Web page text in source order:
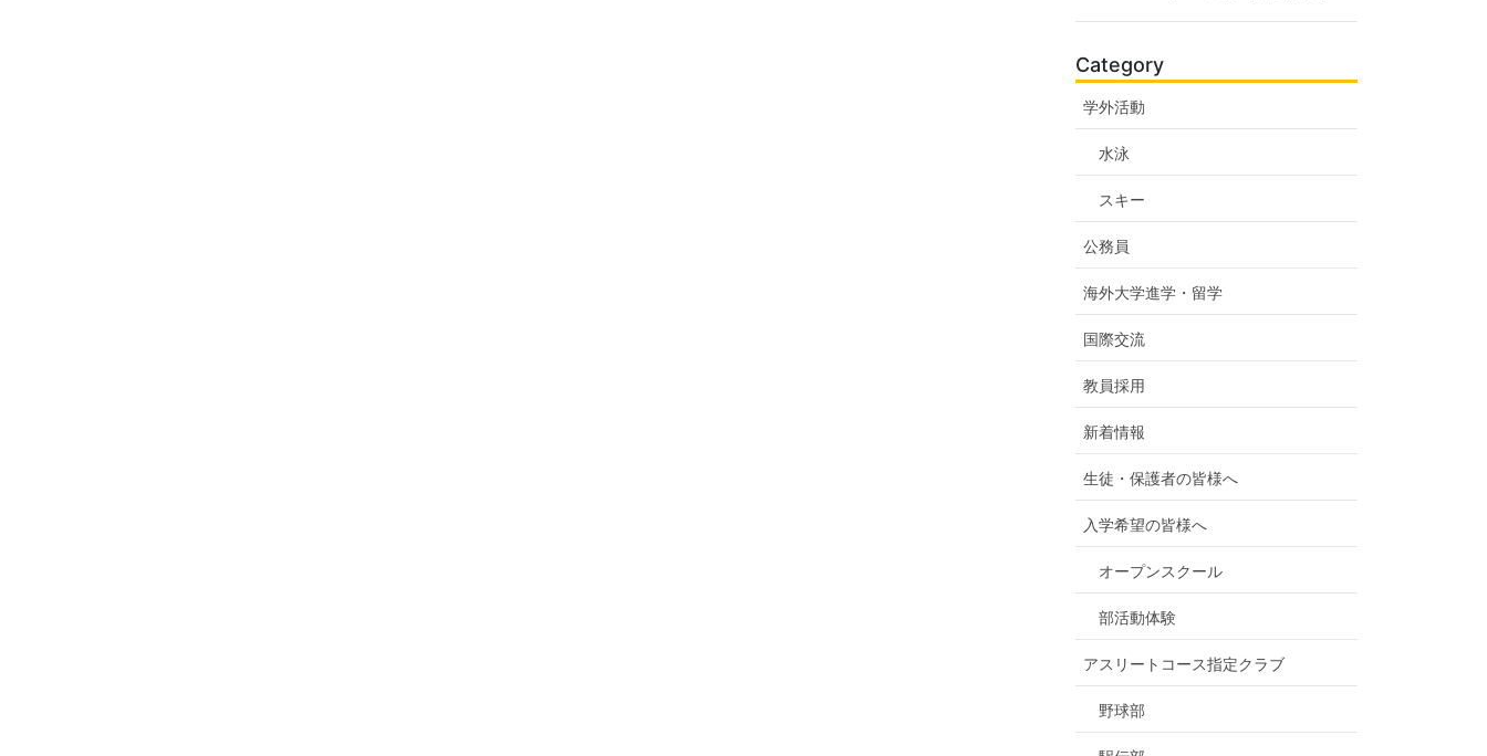
Category
学外活動
水泳
スキー
公務員
海外大学進学・留学
国際交流
教員採用
新着情報
生徒・保護者の皆様へ
入学希望の皆様へ
オープンスクール
部活動体験
アスリートコース指定クラブ
野球部